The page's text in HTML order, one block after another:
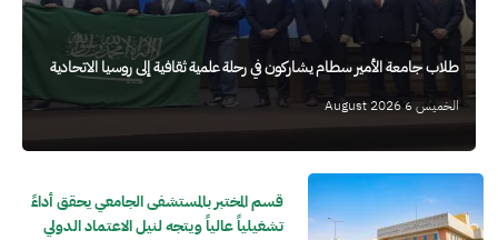
طلاب جامعة الأمير سطام يشاركون في رحلة علمية ثقافية إلى روسيا الاتحادية
الخميس 6 August 2026
قسم المختبر بالمستشفى الجامعي يحقق أداءً
تشغيلياً عالياً ويتجه لنيل الاعتماد الدولي